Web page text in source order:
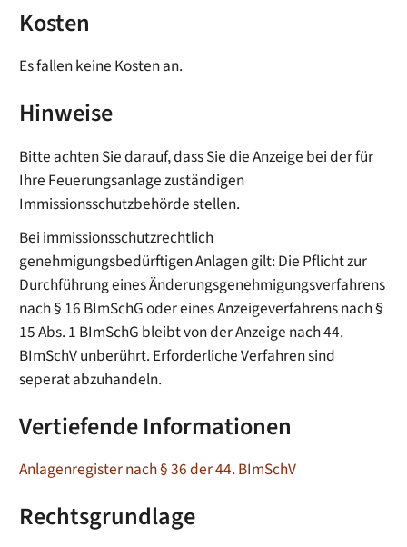
Kosten
Es fallen keine Kosten an.
Hinweise
Bitte achten Sie darauf, dass Sie die Anzeige bei der für
Ihre Feuerungsanlage zuständigen
Immissionsschutzbehörde stellen.
Bei immissionsschutzrechtlich
genehmigungsbedürftigen Anlagen gilt: Die Pflicht zur
Durchführung eines Änderungsgenehmigungsverfahrens
nach § 16 BImSchG oder eines Anzeigeverfahrens nach §
15 Abs. 1 BImSchG bleibt von der Anzeige nach 44.
BImSchV unberührt. Erforderliche Verfahren sind
seperat abzuhandeln.
Vertiefende Informationen
Anlagenregister nach § 36 der 44. BImSchV
Rechtsgrundlage